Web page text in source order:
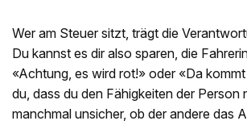
Wer am Steuer sitzt, trägt die
Du kannst es dir also sparen, die
«Achtung, es wird rot!» oder «Da
du, dass du den Fähigkeiten der
manchmal unsicher, ob der andere das